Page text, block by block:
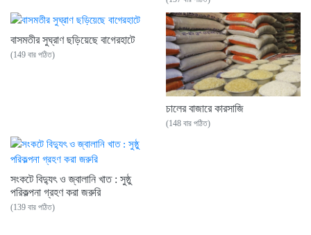
বাসমতীর সুঘ্রাণ ছড়িয়েছে বাগেরহাটে
(149 বার পঠিত)
চালের বাজারে কারসাজি
(148 বার পঠিত)
সংকটে বিদ্যুৎ ও জ্বালানি খাত : সুষ্ঠু
পরিকল্পনা গ্রহণ করা জরুরি
(139 বার পঠিত)